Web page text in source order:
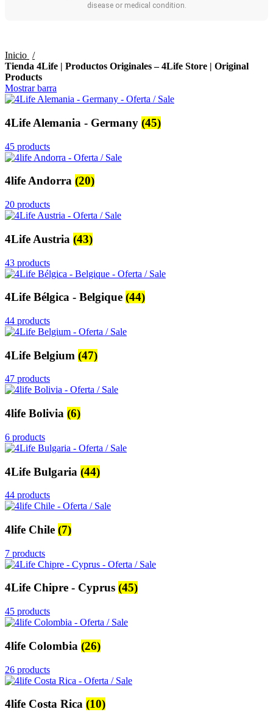
disease or medical condition.
Inicio
Tienda 4Life | Productos Originales – 4Life Store | Original
Products
Mostrar barra
4Life Alemania - Germany (45)
45 products
4life Andorra (20)
20 products
4Life Austria (43)
43 products
4Life Bélgica - Belgique (44)
44 products
4Life Belgium (47)
47 products
4life Bolivia (6)
6 products
4Life Bulgaria (44)
44 products
4life Chile (7)
7 products
4Life Chipre - Cyprus (45)
45 products
4life Colombia (26)
26 products
4life Costa Rica (10)